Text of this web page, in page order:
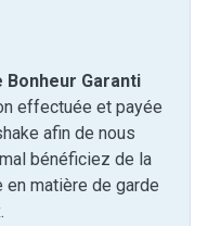
Bonheur Garanti
effectuée et payée
afin de nous
bénéficiez de la
matière de garde